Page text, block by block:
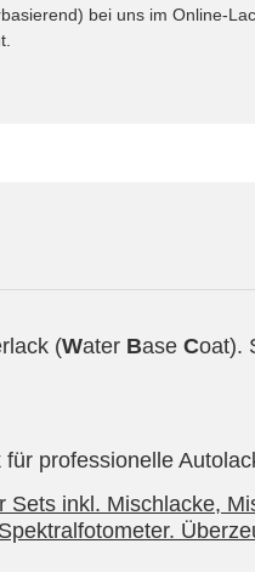
bei uns im Online-
(Water Base Coat).
professionelle
inkl. Mischlacke,